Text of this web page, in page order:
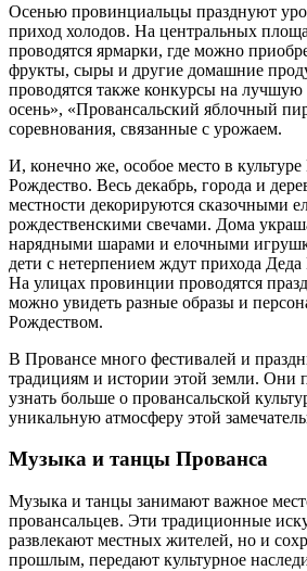
Осенью провинциальцы празднуют
приход холодов. На центральных
проводятся ярмарки, где можно
фрукты, сыры и другие домашние
проводятся также конкурсы на
осень», «Провансальский яблочный
соревнования, связанные с урожаем.
И, конечно же, особое место в
Рождество. Весь декабрь, города и
местности декорируются сказочными
рождественскими свечами. Дома
нарядными шарами и елочными
дети с нетерпением ждут прихода
На улицах провинции проводятся
можно увидеть разные образы и
Рождеством.
В Провансе много фестивалей и
традициям и истории этой земли. Они
узнать больше о провансальской
уникальную атмосферу этой
Музыка и танцы Прованса
Музыка и танцы занимают важное
провансальцев. Эти традиционные
развлекают местных жителей, но и
прошлым, передают культурное